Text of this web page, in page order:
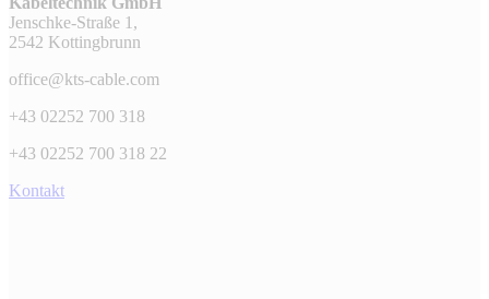
Jenschke-Straße 1,
2542 Kottingbrunn
office@kts-cable.com
+43 02252 700 318
+43 02252 700 318 22
Kontakt